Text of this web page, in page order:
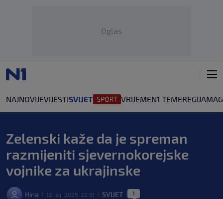
Oglas
NAJNOVIJEVIJESTISVIJET VRIJEMEN1 TEMEREGIJA
Zelenski kaže da je spreman
razmijeniti sjevernokorejske
vojnike za ukrajinske
Hina 12. sij. 2025. 22:51 SVIJET 1